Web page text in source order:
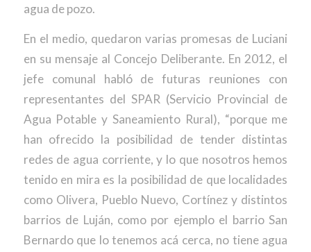
agua de pozo.
En el medio, quedaron varias promesas de Luciani
en su mensaje al Concejo Deliberante. En 2012, el
jefe comunal habló de futuras reuniones con
representantes del SPAR (Servicio Provincial de
Agua Potable y Saneamiento Rural), “porque me
han ofrecido la posibilidad de tender distintas
redes de agua corriente, y lo que nosotros hemos
tenido en mira es la posibilidad de que localidades
como Olivera, Pueblo Nuevo, Cortínez y distintos
barrios de Luján, como por ejemplo el barrio San
Bernardo que lo tenemos acá cerca, no tiene agua